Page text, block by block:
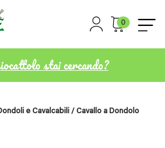
0
stai cercando?
e Cavalcabili / Cavallo a Dondolo